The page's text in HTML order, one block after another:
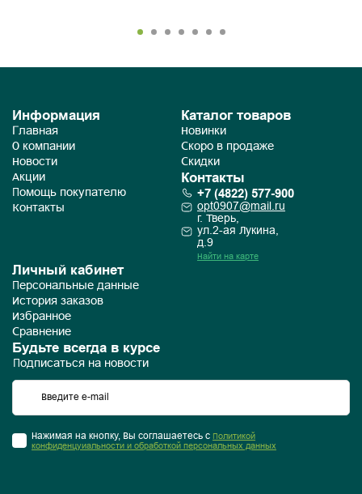
Информация
Главная
О компании
Новости
Акции
Помощь покупателю
Контакты
Каталог товаров
Новинки
Скоро в продаже
Скидки
Контакты
+7 (4822) 577-900
opt0907@mail.ru
г. Тверь,
ул.2-ая Лукина,
д.9
Найти на карте
Личный кабинет
Персональные данные
История заказов
Избранное
Сравнение
Будьте всегда в курсе
Подписаться на новости
Нажимая на кнопку, Вы соглашаетесь с Политикой
конфиденцуиальности и обработкой персональных данных